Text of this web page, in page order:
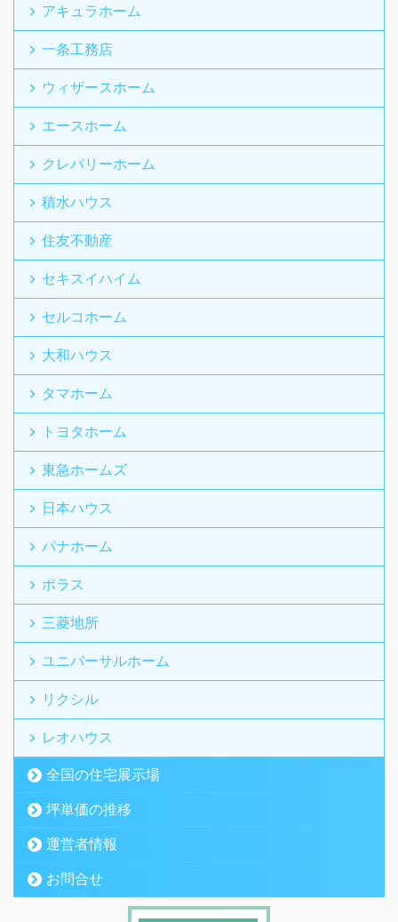
アキュラホーム
一条工務店
ウィザースホーム
エースホーム
クレバリーホーム
積水ハウス
住友不動産
セキスイハイム
セルコホーム
大和ハウス
タマホーム
トヨタホーム
東急ホームズ
日本ハウス
パナホーム
ポラス
三菱地所
ユニバーサルホーム
リクシル
レオハウス
全国の住宅展示場
坪単価の推移
運営者情報
お問合せ